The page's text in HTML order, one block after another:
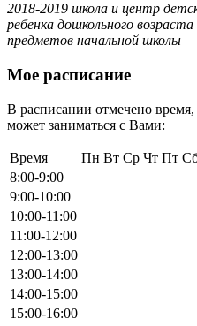
2018-2019 школа и центр
ребенка дошкольного
предметов начальной школы
Мое расписание
В расписании отмечено
может заниматься с Вами:
Время Пн Вт Ср Чт Пт
8:00-9:00
9:00-10:00
10:00-11:00
11:00-12:00
12:00-13:00
13:00-14:00
14:00-15:00
15:00-16:00